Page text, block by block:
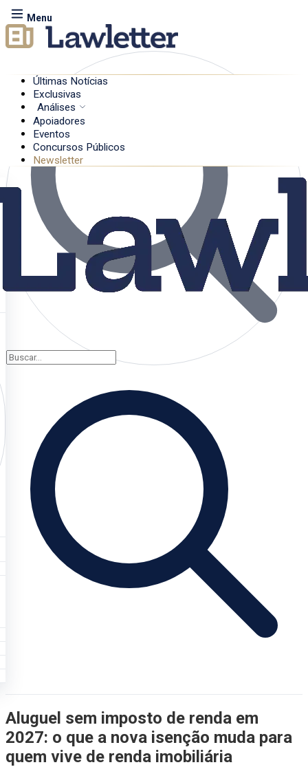
Menu
Últimas Notícias
Exclusivas
Análises
Apoiadores
Eventos
Concursos Públicos
Newsletter
Aluguel sem imposto de renda em
2027: o que a nova isenção muda para
quem vive de renda imobiliária